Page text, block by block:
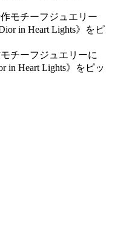
チーフジュエリーに
Heart Lights》をピッ